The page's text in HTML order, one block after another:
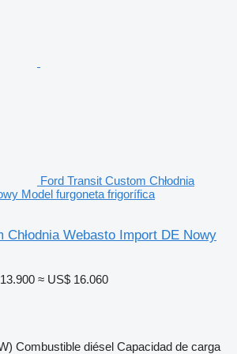
Ford Transit Custom Chłodnia
Model furgoneta frigorífica
Chłodnia Webasto Import DE Nowy
≈ US$ 16.060
Combustible diésel Capacidad de carga